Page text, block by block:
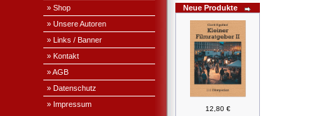
» Shop
» Unsere Autoren
» Links / Banner
» Kontakt
» AGB
» Datenschutz
» Impressum
Neue Produkte
12,80 €